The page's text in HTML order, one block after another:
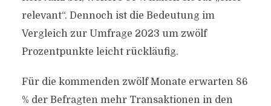
relevant“. Dennoch ist die Bedeutung im
Vergleich zur Umfrage 2023 um zwölf
Prozentpunkte leicht rückläufig.
Für die kommenden zwölf Monate erwarten 86
% der Befragten mehr Transaktionen in den